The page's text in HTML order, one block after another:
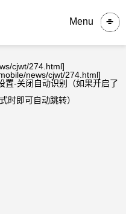
Menu
cjwt/274.html]
news/cjwt/274.html]
置-关闭自动识别（如果开启了
时即可自动跳转）